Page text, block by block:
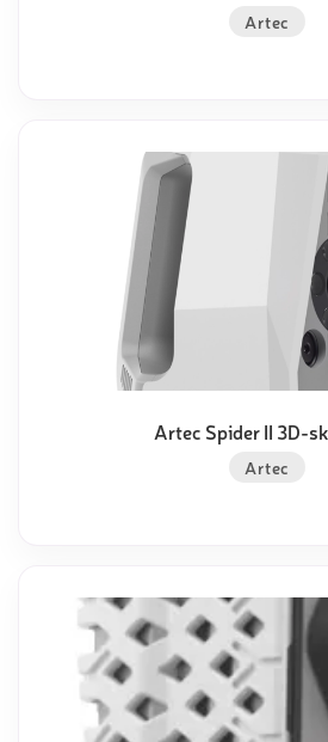
Artec
Artec Spider II 3D-
Artec